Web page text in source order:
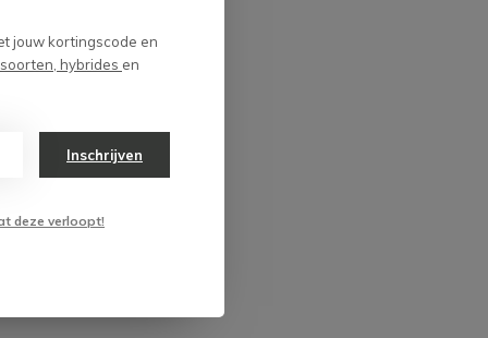
jouw kortingscode en
hybrides en
Inschrijven
deze verloopt!